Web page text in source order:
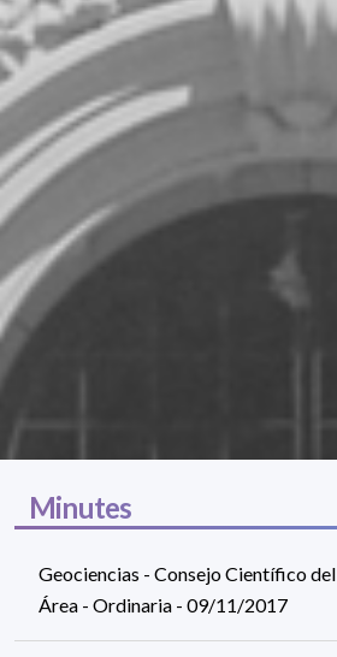
Minutes
Geociencias - Consejo Científico del
Área - Ordinaria - 09/11/2017